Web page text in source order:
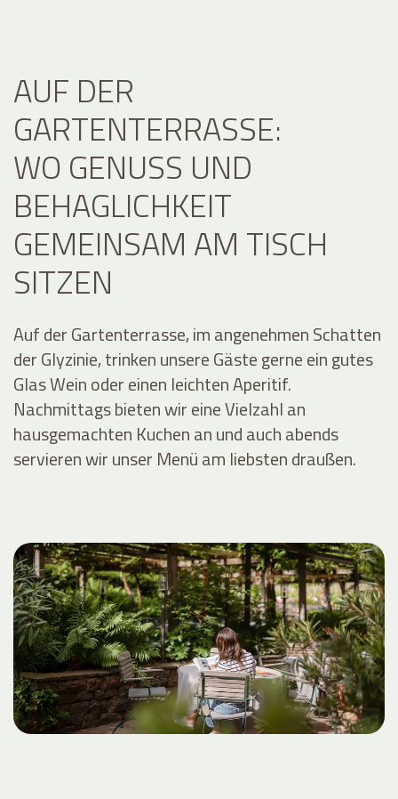
AUF DER
GARTENTERRASSE:
WO GENUSS UND
BEHAGLICHKEIT
GEMEINSAM AM TISCH
SITZEN
Auf der Gartenterrasse, im angenehmen Schatten
der Glyzinie, trinken unsere Gäste gerne ein gutes
Glas Wein oder einen leichten Aperitif.
Nachmittags bieten wir eine Vielzahl an
hausgemachten Kuchen an und auch abends
servieren wir unser Menü am liebsten draußen.